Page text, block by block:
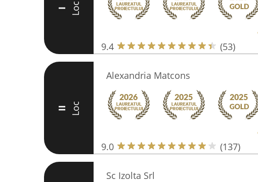
I Loc
9.4 (53)
II Loc
Alexandria Matcons
9.0 (137)
Sc Izolta Srl